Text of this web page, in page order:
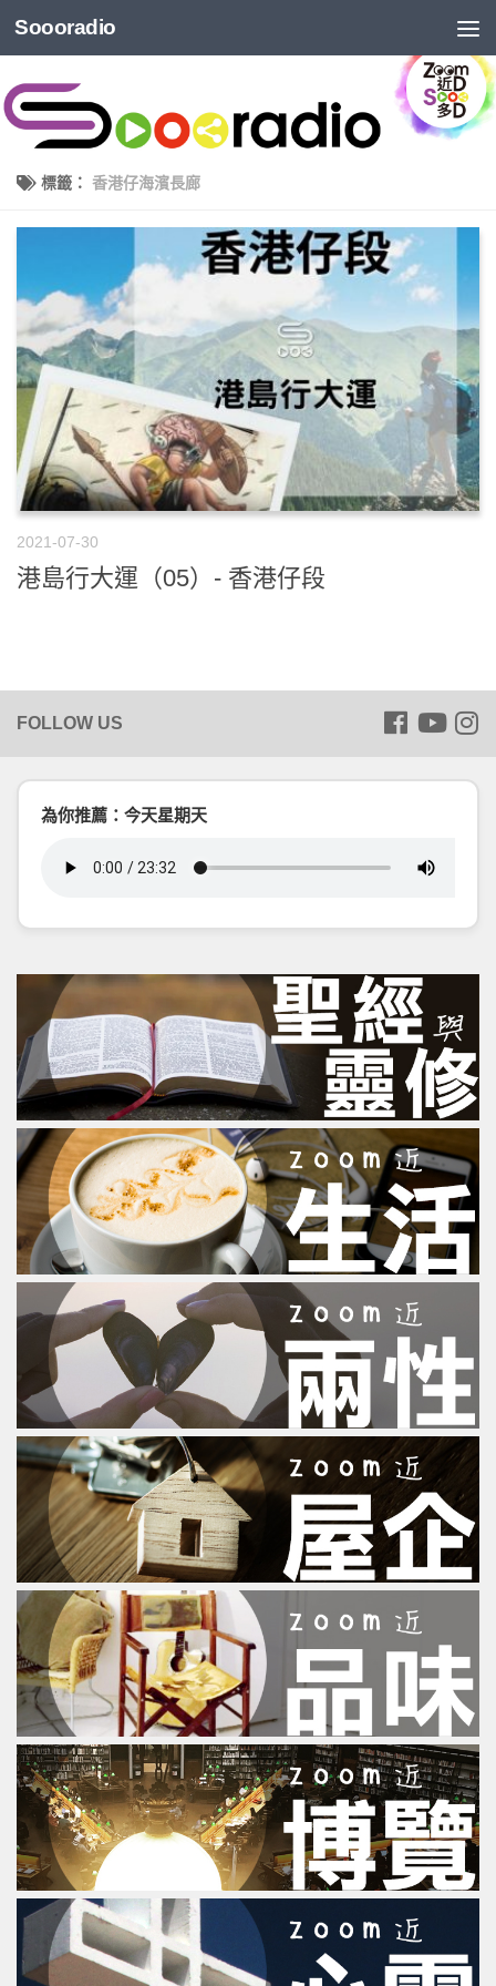
Soooradio
標籤： 香港仔海濱長廊
2021-07-30
港島行大運（05）- 香港仔段
為你推薦：今天星期天